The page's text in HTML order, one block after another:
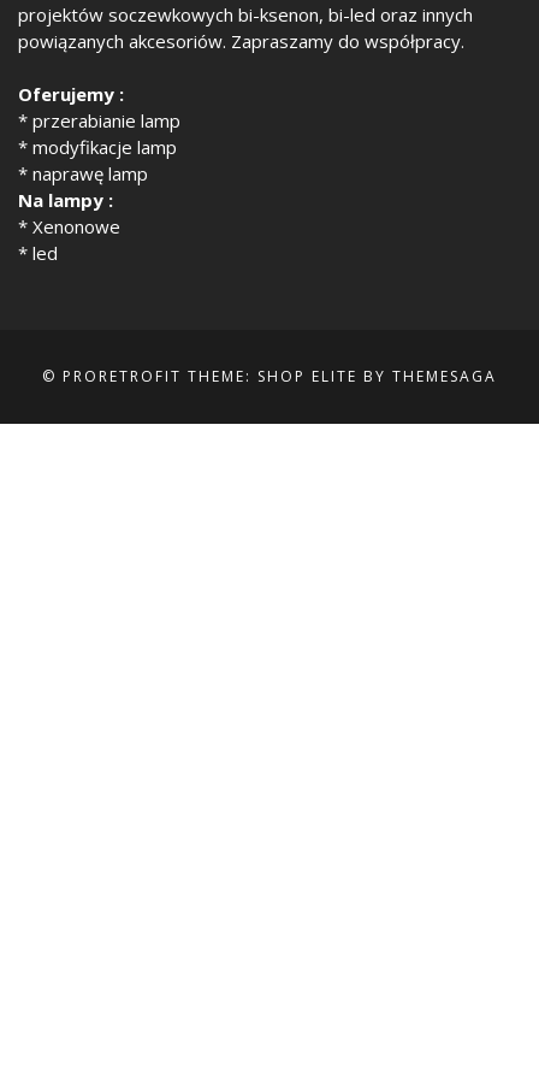
projektów soczewkowych bi-ksenon, bi-led oraz innych
powiązanych akcesoriów. Zapraszamy do współpracy.
Oferujemy :
* przerabianie lamp
* modyfikacje lamp
* naprawę lamp
Na lampy :
* Xenonowe
* led
© PRORETROFIT THEME: SHOP ELITE BY THEMESAGA